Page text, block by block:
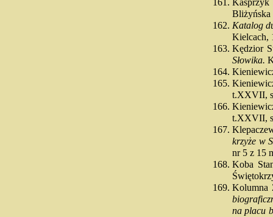
Bliżyńska
Katalog
Kielcach,
Kędzior
Słowika.
t.XXVII,
t.XXVII,
krzyże w
nr 5 z 15
Koba
na placu